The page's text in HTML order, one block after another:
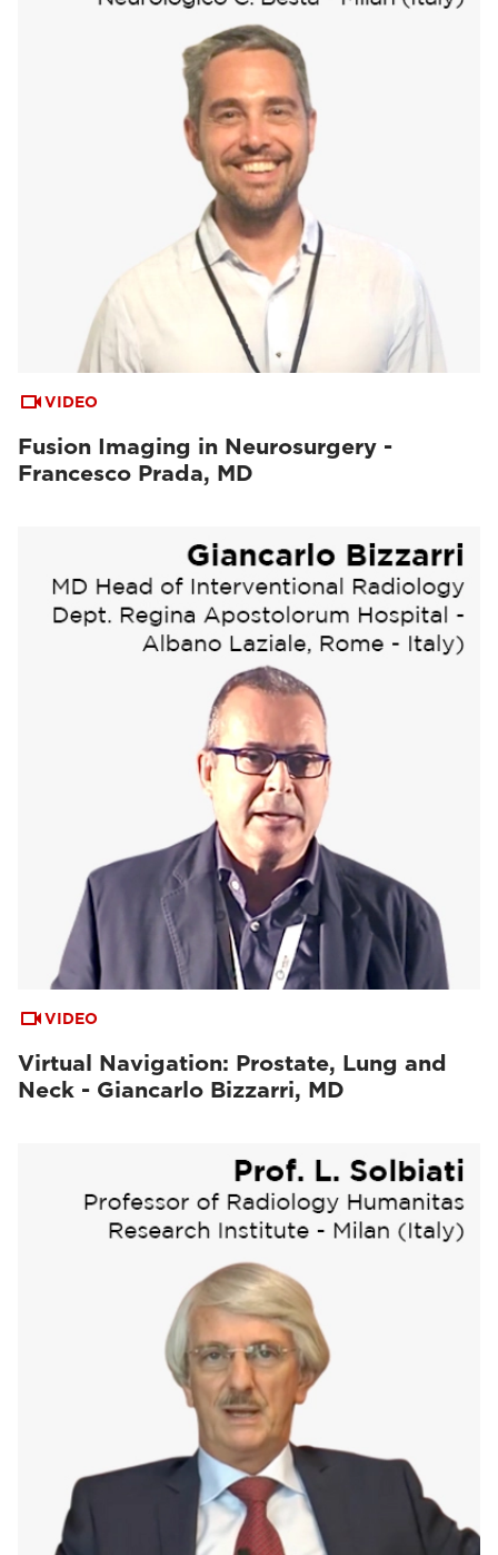
VIDEO
Fusion Imaging in Neurosurgery -
Francesco Prada, MD
VIDEO
Virtual Navigation: Prostate, Lung and
Neck - Giancarlo Bizzarri, MD